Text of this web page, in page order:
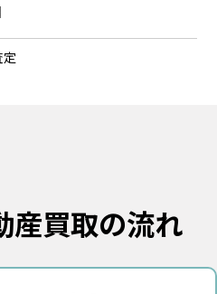
広大さと多様なエリア特性
することが成功の鍵となりま
各区が持つ独自の魅力や需要
ょう。
定
産買取の流れ